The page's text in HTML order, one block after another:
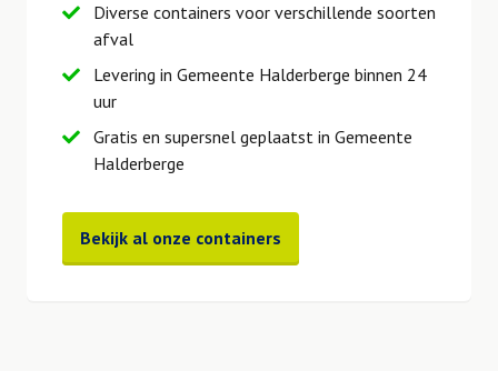
Diverse containers voor verschillende soorten
afval
Levering in Gemeente Halderberge binnen 24
uur
Gratis en supersnel geplaatst in Gemeente
Halderberge
Bekijk al onze containers